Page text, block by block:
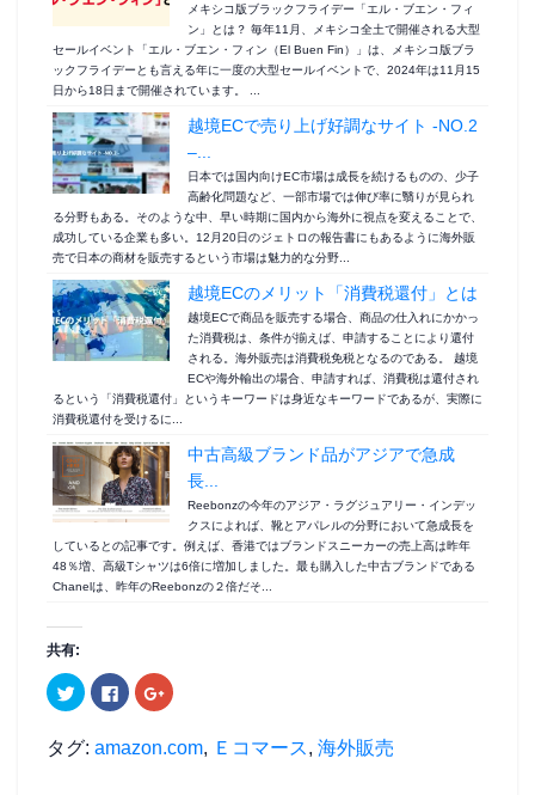
メキシコ版ブラックフライデー「エル・ブエン・フィ
ン」とは？ 毎年11月、メキシコ全土で開催される大型
セールイベント「エル・ブエン・フィン（El Buen Fin）」は、メキシコ版ブラ
ックフライデーとも言える年に一度の大型セールイベントで、2024年は11月15
日から18日まで開催されています。 ...
越境ECで売り上げ好調なサイト -NO.2
–...
日本では国内向けEC市場は成長を続けるものの、少子
高齢化問題など、一部市場では伸び率に翳りが見られ
る分野もある。そのような中、早い時期に国内から海外に視点を変えることで、
成功している企業も多い。12月20日のジェトロの報告書にもあるように海外販
売で日本の商材を販売するという市場は魅力的な分野...
越境ECのメリット「消費税還付」とは
越境ECで商品を販売する場合、商品の仕入れにかかっ
た消費税は、条件が揃えば、申請することにより還付
される。海外販売は消費税免税となるのである。 越境
ECや海外輸出の場合、申請すれば、消費税は還付され
るという「消費税還付」というキーワードは身近なキーワードであるが、実際に
消費税還付を受けるに...
中古高級ブランド品がアジアで急成
長...
Reebonzの今年のアジア・ラグジュアリー・インデッ
クスによれば、靴とアパレルの分野において急成長を
しているとの記事です。例えば、香港ではブランドスニーカーの売上高は昨年
48％増、高級Tシャツは6倍に増加しました。最も購入した中古ブランドである
Chanelは、昨年のReebonzの２倍だそ...
共有:
ク
リ
し
て
F
a
b
o
ク
リ
し
て
タグ: amazon.com, Ｅコマース, 海外販売